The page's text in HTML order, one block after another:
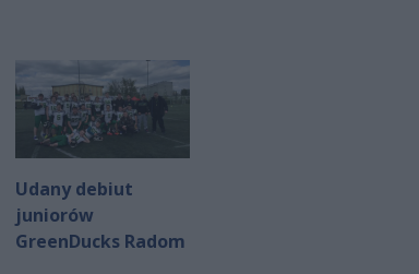
Udany debiut
juniorów
GreenDucks Radom